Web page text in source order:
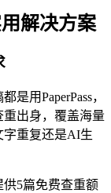
解决方案
用PaperPass，
出身，覆盖海量
字重复还是AI生
供5篇免费查重额